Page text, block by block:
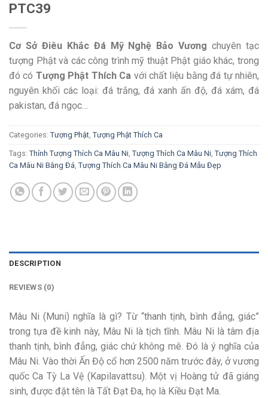
PTC39
Cơ Sở Điêu Khắc Đá Mỹ Nghệ Bảo Vương chuyên tạc
tượng Phật và các công trình mỹ thuật Phật giáo khác, trong
đó có Tượng Phật Thích Ca với chất liệu bằng đá tự nhiên,
nguyên khối các loại: đá trắng, đá xanh ấn độ, đá xám, đá
pakistan, đá ngọc…
Categories: Tượng Phật, Tượng Phật Thích Ca
Tags: Thỉnh Tượng Thích Ca Mâu Ni, Tượng Thích Ca Mâu Ni, Tượng Thích
Ca Mâu Ni Bằng Đá, Tượng Thích Ca Mâu Ni Bằng Đá Mẫu Đẹp
DESCRIPTION
REVIEWS (0)
Mâu Ni (Muni) nghĩa là gì? Từ “thanh tịnh, bình đẳng, giác”
trong tựa đề kinh này, Mâu Ni là tịch tĩnh. Mâu Ni là tâm địa
thanh tịnh, bình đẳng, giác chứ không mê. Đó là ý nghĩa của
Mâu Ni. Vào thời Ấn Độ cổ hơn 2500 năm trước đây, ở vương
quốc Ca Tỳ La Vệ (Kapilavattsu). Một vị Hoàng tử đã giáng
sinh, được đặt tên là Tất Đạt Đa, họ là Kiều Đạt Ma.